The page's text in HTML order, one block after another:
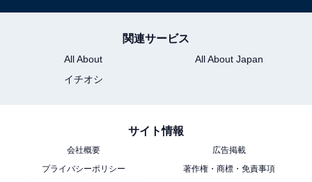
関連サービス
All About
All About Japan
イチオシ
サイト情報
会社概要
広告掲載
プライバシーポリシー
著作権・商標・免責事項